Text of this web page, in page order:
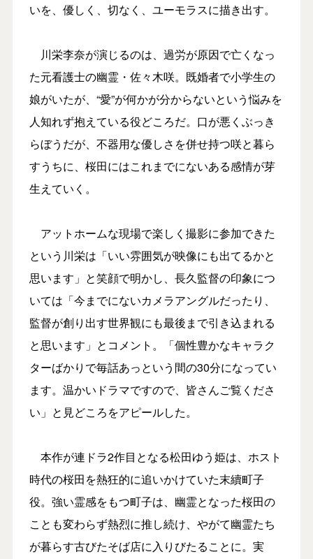
いを、優しく、切なく、ユーモラスに描き出す。
川栄李奈が演じるのは、過労が原因で亡くなっ
た元看護士の幽霊・佐々木咲。既婚者で小学生の
娘がいたが、“愛”が何かが分からないという悩みを
人知れず抱えている役どころだ。口が悪くぶっき
らぼうだが、不器用な優しさを併せ持つ咲と暮ら
すうちに、桜田にはこれまでにないある感情が芽
生えていく。
アットホームな現場で楽しく撮影に参加できた
という川栄は「いい雰囲気が映像にも出てるかと
思います」と笑顔で明かし、長久監督の印象につ
いては「今までにないカメラアングルだったり、
監督が創り出す世界観にも最後まで引き込まれる
と思います」とコメント。「個性豊かなキャラク
ターばかりで毎話あっという間の30分になってい
ます。温かいドラマですので、皆さんご覧くださ
い」と見どころをアピールした。
本作が連ドラ2作目となる松田ゆう姫は、ホスト
時代の桜田を熱狂的に追いかけていた末續町子
役。強い霊感をもつ町子は、幽霊となった桜田の
ことも変わらず熱烈に推し続け、やがて幽霊たち
が暮らす古びたそば店に入りびたることに。実